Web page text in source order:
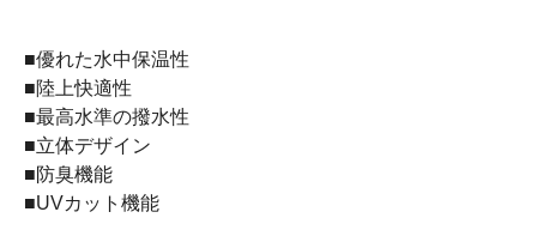
■優れた水中保温性
■陸上快適性
■最高水準の撥水性
■立体デザイン
■防臭機能
■UVカット機能